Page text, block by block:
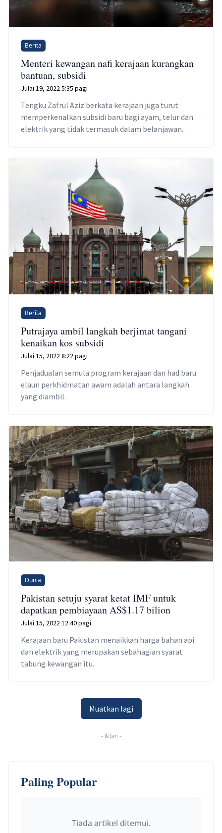
Berita
Menteri kewangan nafi kerajaan kurangkan
bantuan, subsidi
Julai 19, 2022 5:35 pagi
Tengku Zafrul Aziz berkata kerajaan juga turut
memperkenalkan subsidi baru bagi ayam, telur dan
elektrik yang tidak termasuk dalam belanjawan.
Berita
Putrajaya ambil langkah berjimat tangani
kenaikan kos subsidi
Julai 15, 2022 8:22 pagi
Penjadualan semula program kerajaan dan had baru
elaun perkhidmatan awam adalah antara langkah
yang diambil.
Dunia
Pakistan setuju syarat ketat IMF untuk
dapatkan pembiayaan AS$1.17 bilion
Julai 15, 2022 12:40 pagi
Kerajaan baru Pakistan menaikkan harga bahan api
dan elektrik yang merupakan sebahagian syarat
tabung kewangan itu.
Muatkan lagi
- Iklan -
Paling Popular
Tiada artikel ditemui.